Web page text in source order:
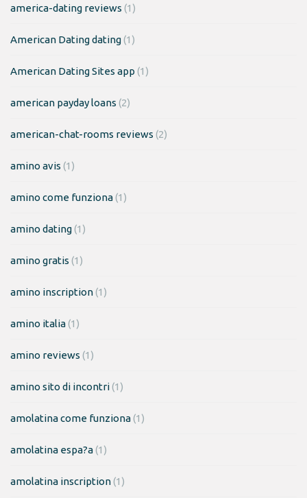
america-dating reviews (1)
American Dating dating(1)
American Dating Sites app (1)
american payday loans (2)
american-chat-rooms reviews (2)
amino avis (1)
amino come funziona(1)
amino dating(1)
amino gratis (1)
amino inscription(1)
amino italia(1)
amino reviews (1)
amino sito di incontri(1)
amolatina come funziona(1)
amolatina espa?a(1)
amolatina inscription(1)